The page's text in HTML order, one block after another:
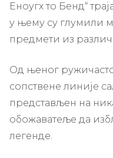
Еноугх то Бенд“
у њему су глумили
предмети из
Од њеног
сопствене линије
представљен на
обожаватеље да
легенде.